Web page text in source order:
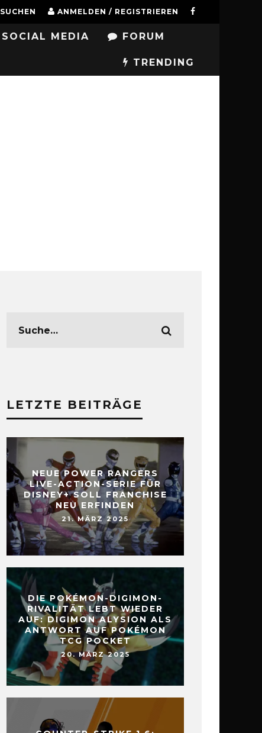
SUCHEN ANMELDEN / REGISTRIEREN
SOCIAL MEDIA FORUM
TRENDING
LETZTE BEITRÄGE
NEUE POWER RANGERS
LIVE-ACTION-SERIE FÜR
DISNEY+ SOLL FRANCHISE
NEU ERFINDEN
21. MÄRZ 2025
DIE POKÉMON-DIGIMON-
RIVALITÄT LEBT WIEDER
AUF: DIGIMON ALYSION ALS
ANTWORT AUF POKÉMON
TCG POCKET
20. MÄRZ 2025